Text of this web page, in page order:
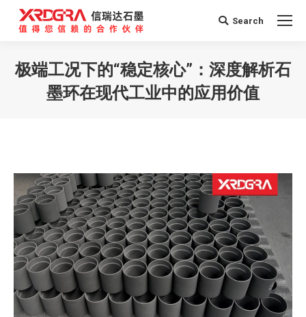
Search:
Search
极端工况下的“稳定核心”：深度解析石
墨环在现代工业中的应用价值